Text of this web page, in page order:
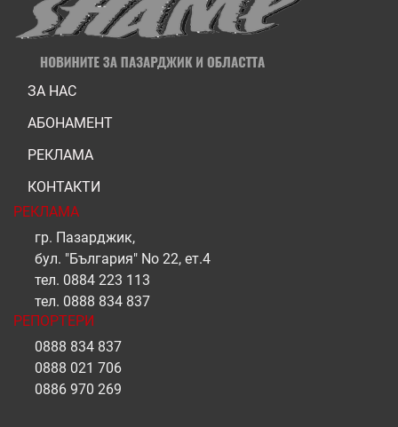
ЗА НАС
АБОНАМЕНТ
РЕКЛАМА
КОНТАКТИ
РЕКЛАМА
гр. Пазарджик,
бул. "България" No 22, ет.4
тел. 0884 223 113
тел. 0888 834 837
РЕПОРТЕРИ
0888 834 837
0888 021 706
0886 970 269